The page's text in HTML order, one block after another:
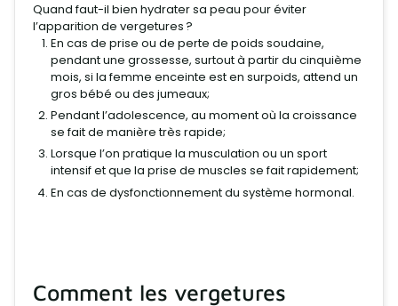
Quand faut-il bien hydrater sa peau pour éviter
l’apparition de vergetures ?
En cas de prise ou de perte de poids soudaine,
pendant une grossesse, surtout à partir du cinquième
mois, si la femme enceinte est en surpoids, attend un
gros bébé ou des jumeaux;
Pendant l’adolescence, au moment où la croissance
se fait de manière très rapide;
Lorsque l’on pratique la musculation ou un sport
intensif et que la prise de muscles se fait rapidement;
En cas de dysfonctionnement du système hormonal.
Comment les vergetures